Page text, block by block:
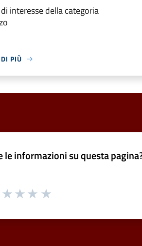
interesse della categoria
PIÙ
le informazioni su questa